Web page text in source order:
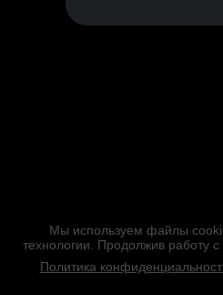
Мы используем файлы
технологии. Продолжив работу
Политика